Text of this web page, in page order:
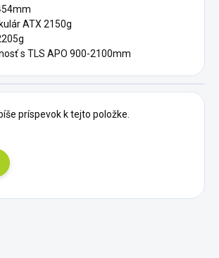
ATX 2150g
s TLS APO 900-2100mm
príspevok k tejto položke.